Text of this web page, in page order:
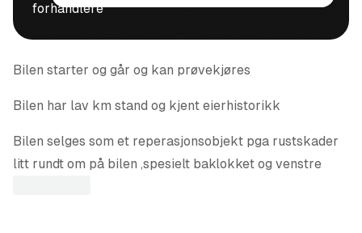
forhandlere
Bilen starter og går og kan prøvekjøres
Bilen har lav km stand og kjent eierhistorikk
Bilen selges som et reperasjonsobjekt pga rustskader
litt rundt om på bilen ,spesielt baklokket og venstre